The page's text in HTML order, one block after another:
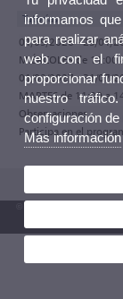
Tutorías
01/09/2026 - 29/01/
MIÉRCOLES de 11:00
01/02/2027 - 31/07/
MARTES de 11:00 a
Observaciones
Participa en el
informamos
para realizar
web con el
proporcionar
nuestro
configuración
Más información